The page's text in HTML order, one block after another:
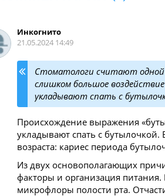
заставлять ребёнка
что он не любит?
ребёнка 1 — 2 лет
смысл Дня
Отечества
Инкогнитo
21.05.2024 14:49
Стоматологи считают одной
слишком большое
укладывают спать с
Происхождение выражения
укладывают спать с бутылочкой.
возраста: кариес периода
Из двух основополагающих
факторы и организация питания.
микрофлоры полости рта.